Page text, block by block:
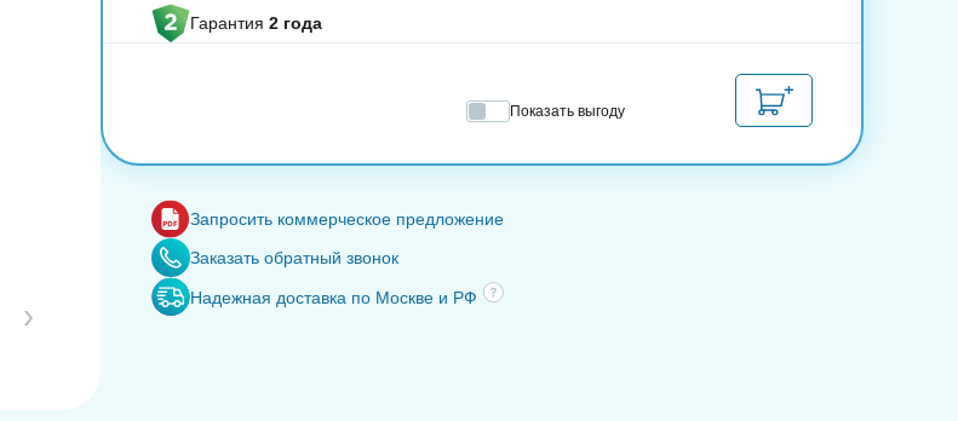
Гарантия 2 года
Показать выгоду
Запросить коммерческое предложение
Заказать обратный звонок
Надежная доставка по Москве и РФ